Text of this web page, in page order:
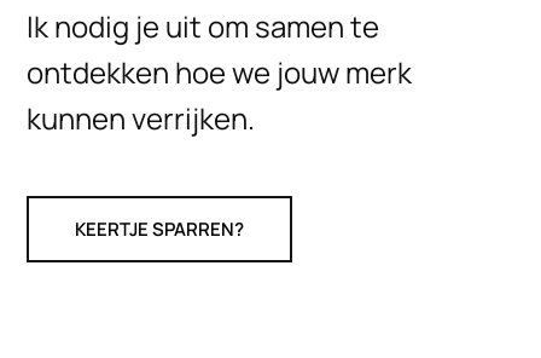
Ik nodig je uit om samen te
ontdekken hoe we jouw merk
kunnen verrijken.
KEERTJE SPARREN?